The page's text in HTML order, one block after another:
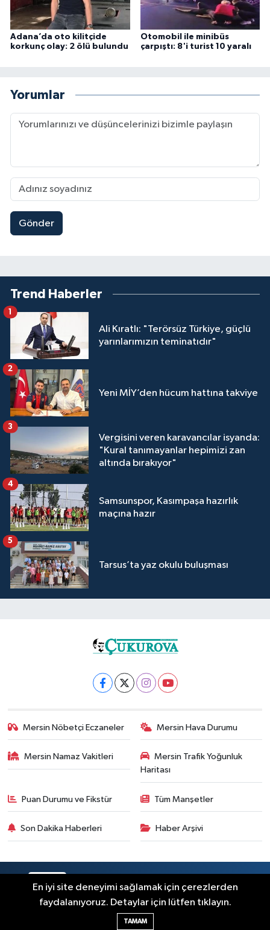
Adana’da oto kilitçide
korkunç olay: 2 ölü bulundu
Otomobil ile minibüs
çarpıştı: 8'i turist 10 yaralı
Yorumlar
Gönder
Trend Haberler
Ali Kıratlı: "Terörsüz Türkiye, güçlü
yarınlarımızın teminatıdır"
1
Yeni MİY’den hücum hattına takviye
2
Vergisini veren karavancılar isyanda:
"Kural tanımayanlar hepimizi zan
altında bırakıyor"
3
Samsunspor, Kasımpaşa hazırlık
maçına hazır
4
Tarsus’ta yaz okulu buluşması
5
Mersin Nöbetçi Eczaneler Mersin Hava Durumu
Mersin Namaz Vakitleri
Mersin Trafik Yoğunluk
Haritası
Puan Durumu ve Fikstür Tüm Manşetler
Son Dakika Haberleri Haber Arşivi
RSS Copyright © 2025. Her hakkı saklıdır.
Haber Yazılımı:
En iyi site deneyimi sağlamak için çerezlerden
faydalanıyoruz. Detaylar için lütfen tıklayın.
TAMAM